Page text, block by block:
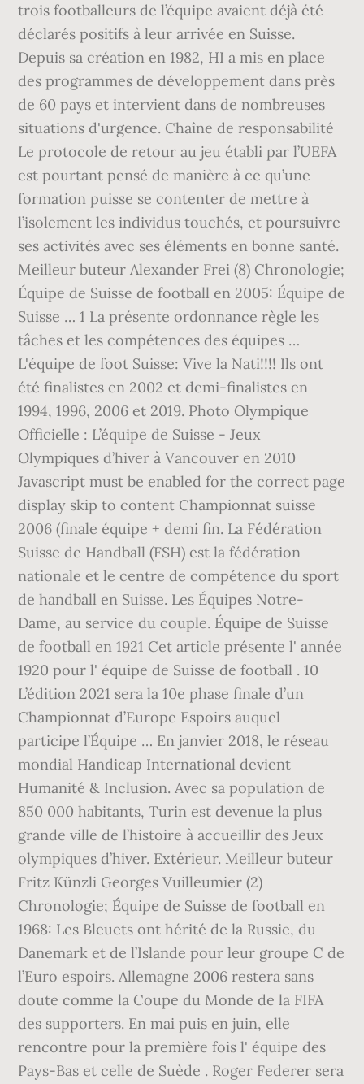
trois footballeurs de l’équipe avaient déjà été
déclarés positifs à leur arrivée en Suisse.
Depuis sa création en 1982, HI a mis en place
des programmes de développement dans près
de 60 pays et intervient dans de nombreuses
situations d'urgence. Chaîne de responsabilité
Le protocole de retour au jeu établi par l’UEFA
est pourtant pensé de manière à ce qu’une
formation puisse se contenter de mettre à
l’isolement les individus touchés, et poursuivre
ses activités avec ses éléments en bonne santé.
Meilleur buteur Alexander Frei (8) Chronologie;
Équipe de Suisse de football en 2005: Équipe de
Suisse … 1 La présente ordonnance règle les
tâches et les compétences des équipes …
L'équipe de foot Suisse: Vive la Nati!!!! Ils ont
été finalistes en 2002 et demi-finalistes en
1994, 1996, 2006 et 2019. Photo Olympique
Officielle : L’équipe de Suisse - Jeux
Olympiques d’hiver à Vancouver en 2010
Javascript must be enabled for the correct page
display skip to content Championnat suisse
2006 (finale équipe + demi fin. La Fédération
Suisse de Handball (FSH) est la fédération
nationale et le centre de compétence du sport
de handball en Suisse. Les Équipes Notre-
Dame, au service du couple. Équipe de Suisse
de football en 1921 Cet article présente l' année
1920 pour l' équipe de Suisse de football . 10
L’édition 2021 sera la 10e phase finale d’un
Championnat d’Europe Espoirs auquel
participe l’Équipe … En janvier 2018, le réseau
mondial Handicap International devient
Humanité & Inclusion. Avec sa population de
850 000 habitants, Turin est devenue la plus
grande ville de l’histoire à accueillir des Jeux
olympiques d’hiver. Extérieur. Meilleur buteur
Fritz Künzli Georges Vuilleumier (2)
Chronologie; Équipe de Suisse de football en
1968: Les Bleuets ont hérité de la Russie, du
Danemark et de l’Islande pour leur groupe C de
l’Euro espoirs. Allemagne 2006 restera sans
doute comme la Coupe du Monde de la FIFA
des supporters. En mai puis en juin, elle
rencontre pour la première fois l' équipe des
Pays-Bas et celle de Suède . Roger Federer sera